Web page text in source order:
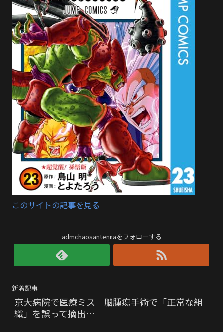
このサイトの記事を見る
admchaosantennaをフォローする
新着記事
京大病院で医療ミス 脳腫瘍手術で「正常な組
織」を誤って摘出…